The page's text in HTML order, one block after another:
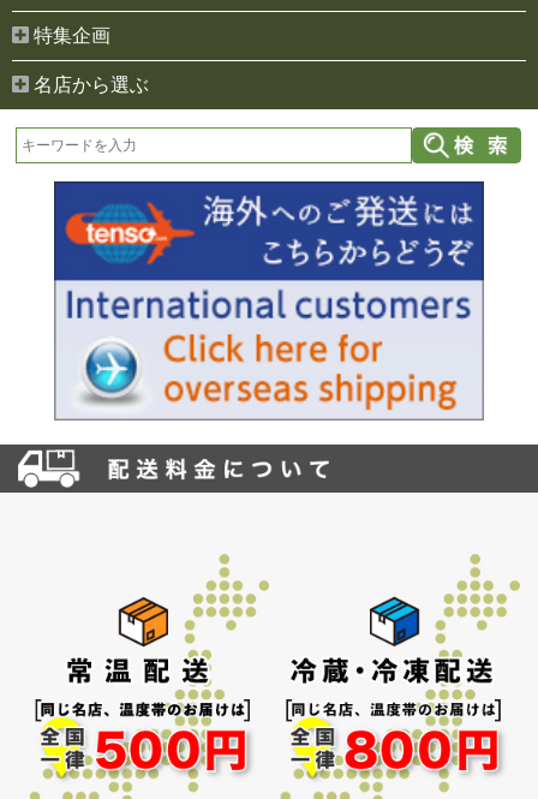
特集企画
名店から選ぶ